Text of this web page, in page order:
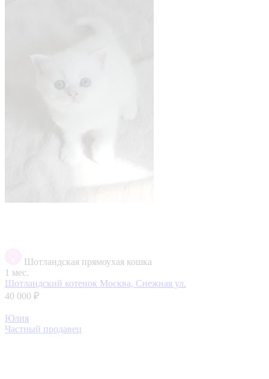
Шотландская прямоухая кошка
1 мес.
Шотландский котенок Москва, Снежная ул.
40 000 ₽
Юлия
Частный продавец